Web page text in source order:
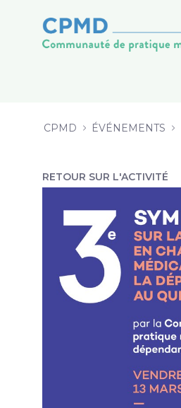
CPMD ÉVÉNEMENTS
RETOUR SUR L'ACTIVITÉ